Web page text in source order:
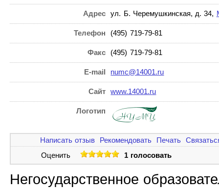
Адрес ул. Б. Черемушкинская, д. 34,
Телефон (495) 719-79-81
Факс (495) 719-79-81
E-mail numc@14001.ru
Сайт www.14001.ru
Логотип
Написать отзыв Рекомендовать Печать
Оценить
1 голосовать
Негосударственное